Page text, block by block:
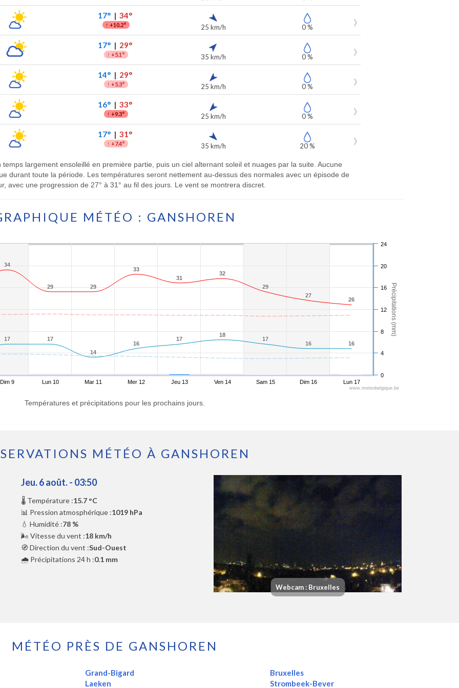
17°| 34°
↑ +10.2° 25 km/h 0 %
17°| 29°
↑ +5.1° 35 km/h 0 %
14°| 29°
↑ +5.3° 25 km/h 0 %
16°| 33°
↑ +9.3° 25 km/h 0 %
17°| 31°
↑ +7.4° 35 km/h 20 %
largement ensoleillé en première partie, puis un ciel alternant soleil et nuages par la suite. Aucune
durant toute la période. Les températures seront nettement au-dessus des normales avec un épisode de
avec une progression de 27° à 31° au fil des jours. Le vent se montrera discret.
MÉTÉO : GANSHOREN
Précipitations (mm)
34
34
29
29 29
29
33
33
31
31
32
32
29
29
27
27
26
26
17
17 17
17
14
14
16
16
17
17
18
18
17
17
16
16 16
16
Dim 9 Lun 10 Mar 11 Mer 12 Jeu 13 Ven 14 Sam 15 Dim 16 Lun 17
0
4
8
12
16
20
24
www.meteobelgique.be
Températures et précipitations pour les prochains jours.
MÉTÉO À GANSHOREN
Jeu. 6 août. - 03:50
🌡️ Température :15.7 °C
📊 Pression atmosphérique :1019 hPa
💧 Humidité :78 %
🌬️ Vitesse du vent :18 km/h
🧭 Direction du vent :Sud-Ouest
🌧️ Précipitations 24 h :0.1 mm
Webcam : Bruxelles
MÉTÉO PRÈS DE GANSHOREN
Grand-Bigard
Laeken
Bruxelles
Strombeek-Bever